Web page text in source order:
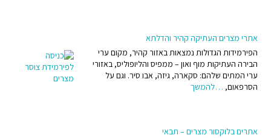
אתרי מצרים העתיקה קהיר והדלתא
הפירמידות הגדולות נמצאות באזור קהיר, מקום ערי
הבירה העתיקות מוף ואון – ממפיס והליופוליס, באזורי
ערי המתים שלהם: סקארה, גיזה, אבו סיר. וגם על
הסרפאום,…להמשך
אתרים בלוקסור מצרים – תבאי